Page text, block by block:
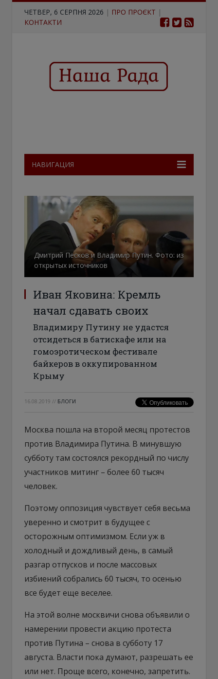
ЧЕТВЕР, 6 СЕРПНЯ 2026 | ПРО ПРОЄКТ |
КОНТАКТИ
НАВИГАЦИЯ
Дмитрий Песков и Владимир Путин. Фото: из
открытых источников
Иван Яковина: Кремль
начал сдавать своих
Владимиру Путину не удастся
отсидеться в батискафе или на
гомоэротическом фестивале
байкеров в оккупированном
Крыму
16.08.2019 // БЛОГИ
Москва пошла на второй месяц протестов
против Владимира Путина. В минувшую
субботу там состоялся рекордный по числу
участников митинг – более 60 тысяч
человек.
Поэтому оппозиция чувствует себя весьма
уверенно и смотрит в будущее с
осторожным оптимизмом. Если уж в
холодный и дождливый день, в самый
разгар отпусков и после массовых
избиений собрались 60 тысяч, то осенью
все будет еще веселее.
На этой волне москвичи снова объявили о
намерении провести акцию протеста
против Путина – снова в субботу 17
августа. Власти пока думают, разрешать ее
или нет. Проще всего, конечно, запретить.